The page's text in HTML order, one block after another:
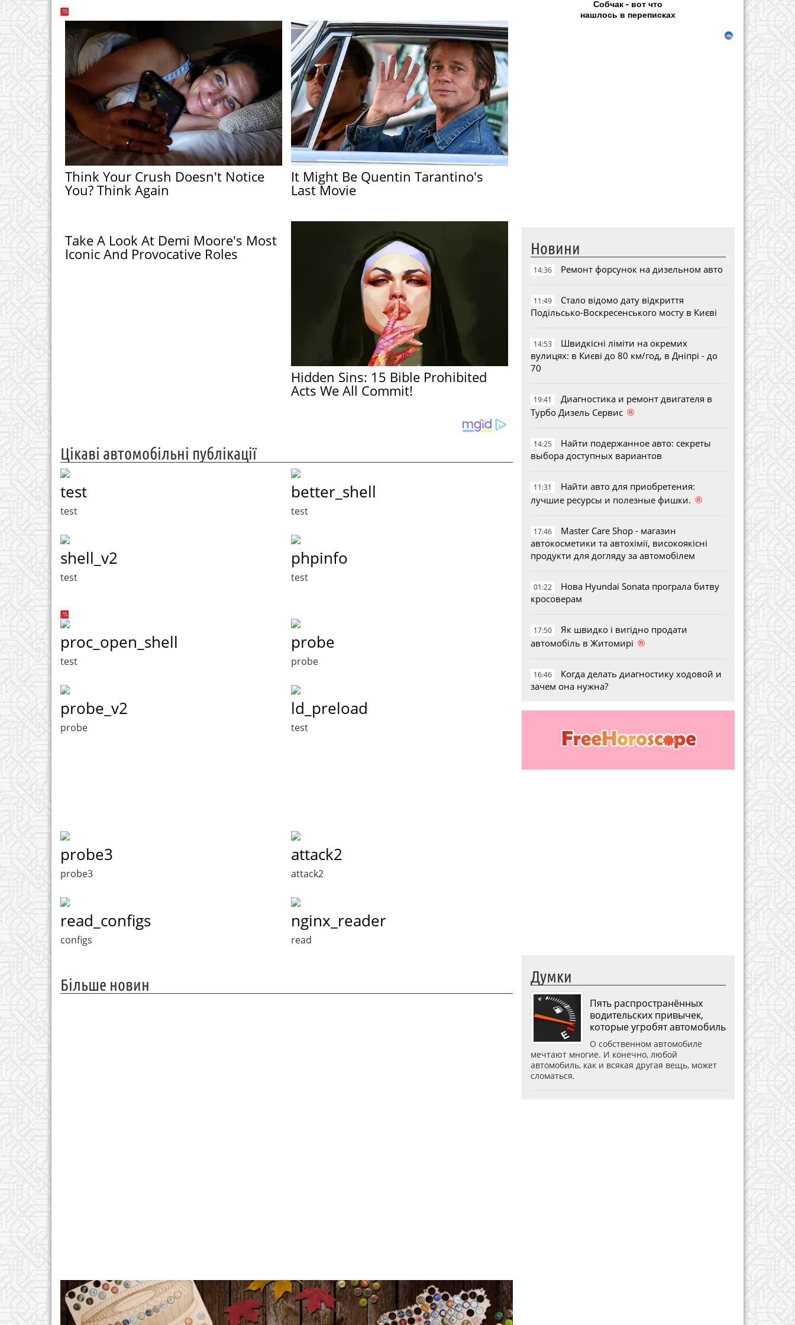
Think Your Crush Doesn't Notice
You? Think Again
It Might Be Quentin Tarantino's
Last Movie
Take A Look At Demi Moore's Most
Iconic And Provocative Roles
Hidden Sins: 15 Bible Prohibited
Acts We All Commit!
Цікаві автомобільні публікації
test
test
better_shell
test
shell_v2
test
phpinfo
test
proc_open_shell
test
probe
probe
probe_v2
probe
ld_preload
test
probe3
probe3
attack2
attack2
read_configs
configs
nginx_reader
read
Більше новин
Собчак - вот что
нашлось в переписках
Новини
14:36 Ремонт форсунок на дизельном авто
11:49
Стало відомо дату відкриття
Подільсько-Воскресенського мосту в Києві
14:53
Швидкісні ліміти на окремих
вулицях: в Києві до 80 км/год, в Дніпрі - до
70
19:41
Диагностика и ремонт двигателя в
Турбо Дизель Сервис ®
14:25
Найти подержанное авто: секреты
выбора доступных вариантов
11:31
Найти авто для приобретения:
лучшие ресурсы и полезные фишки. ®
17:46
Master Care Shop - магазин
автокосметики та автохімії, високоякісні
продукти для догляду за автомобілем
01:22
Нова Hyundai Sonata програла битву
кросоверам
17:50
Як швидко і вигідно продати
автомобіль в Житомирі ®
16:46
Когда делать диагностику ходовой и
зачем она нужна?
Думки
Пять распространённых
водительских привычек,
которые угробят автомобиль
О собственном автомобиле
мечтают многие. И конечно, любой
автомобиль, как и всякая другая вещь, может
сломаться.